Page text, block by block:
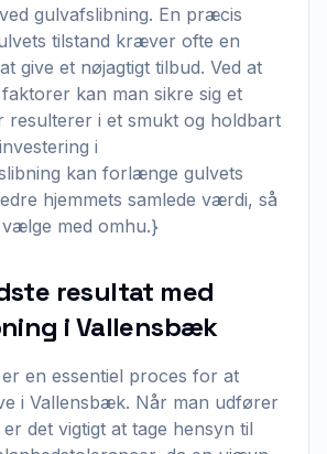
gulvafslibning. En præcis
tilstand kræver ofte en
give et nøjagtigt tilbud. Ved at
kan man sikre sig et
resulterer i et smukt og holdbart
i
kan forlænge gulvets
hjemmets samlede værdi, så
med omhu.}
resultat med
i Vallensbæk
en essentiel proces for at
i Vallensbæk. Når man udfører
det vigtigt at tage hensyn til